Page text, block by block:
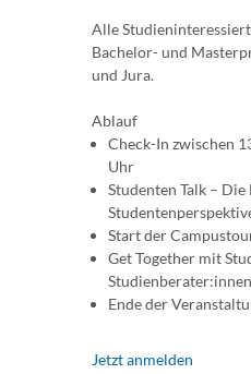
Alle
Bachelor- und
und Jura.
Ablauf
Check-In zwischen
Uhr
Studenten Talk –
Start der
Get Together mit
Studienberater:innen
Ende der
Jetzt anmelden